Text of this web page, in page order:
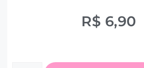
R$ 6,90